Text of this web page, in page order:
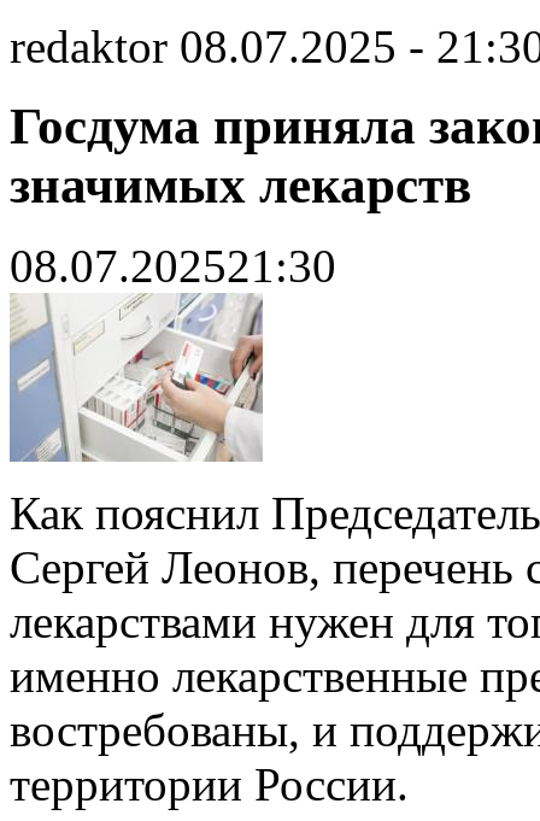
redaktor 08.07.2025 -
Госдума приняла
значимых лекарств
08.07.202521:30
Как пояснил
Сергей Леонов, перечень
лекарствами нужен для
именно лекарственные
востребованы, и
территории России.